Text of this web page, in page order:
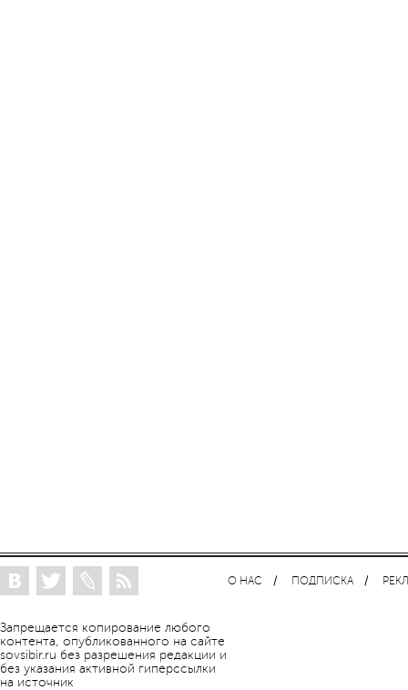
Запрещается копирование любого
контента, опубликованного на сайте
sovsibir.ru без разрешения редакции и
без указания активной гиперссылки
на источник
О НАС ПОДПИСКА